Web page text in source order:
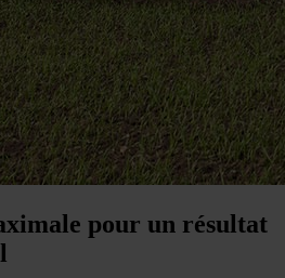
pour un résultat